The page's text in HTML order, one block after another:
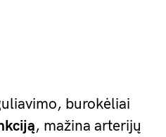
burokėliai
, mažina arterijų